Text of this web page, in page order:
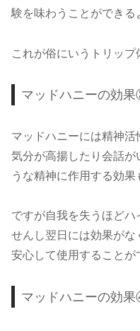
験を味わうことができる
これが俗にいうトリップ
マッドハニーの効
マッドハニーには精神活
気分が高揚したり会話が
うな精神に作用する効果
ですが自我を失うほどハ
せんし翌日には効果が
安心して使用することが
マッドハニーの効